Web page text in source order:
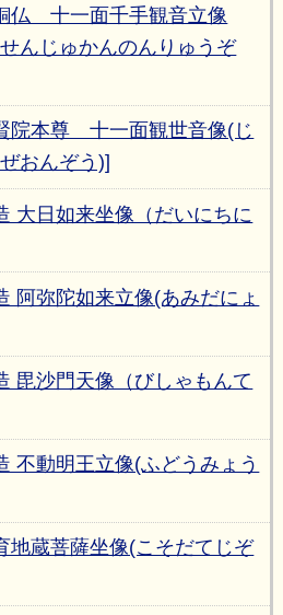
仏 十一面千手観音立像
んじゅかんのんりゅうぞ
院本尊 十一面観世音像(じ
おんぞう)]
大日如来坐像（だいにちに
阿弥陀如来立像(あみだにょ
毘沙門天像（びしゃもんて
不動明王立像(ふどうみょう
地蔵菩薩坐像(こそだてじぞ